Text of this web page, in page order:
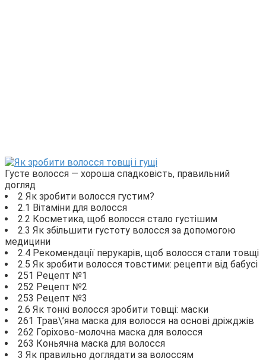
Густе волосся — хороша спадковість, правильний
догляд
2 Як зробити волосся густим?
2.1 Вітаміни для волосся
2.2 Косметика, щоб волосся стало густішим
2.3 Як збільшити густоту волосся за допомогою
медицини
2.4 Рекомендації перукарів, щоб волосся стали товщі
2.5 Як зробити волосся товстими: рецепти від бабусі
251 Рецепт №1
252 Рецепт №2
253 Рецепт №3
2.6 Як тонкі волосся зробити товщі: маски
261 Трав\’яна маска для волосся на основі дріжджів
262 Горіхово-молочна маска для волосся
263 Коньячна маска для волосся
3 Як правильно доглядати за волоссям